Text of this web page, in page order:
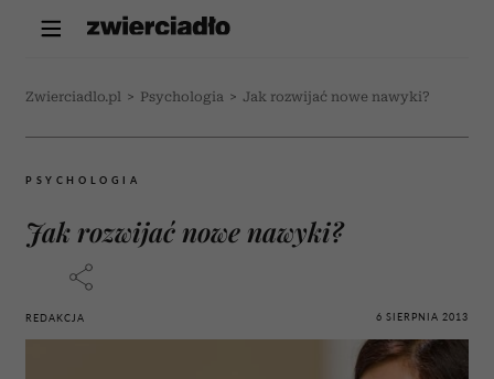
Zwierciadlo.pl > Psychologia > Jak rozwijać nowe nawyki?
PSYCHOLOGIA
Jak rozwijać nowe nawyki?
REDAKCJA 6 SIERPNIA 2013